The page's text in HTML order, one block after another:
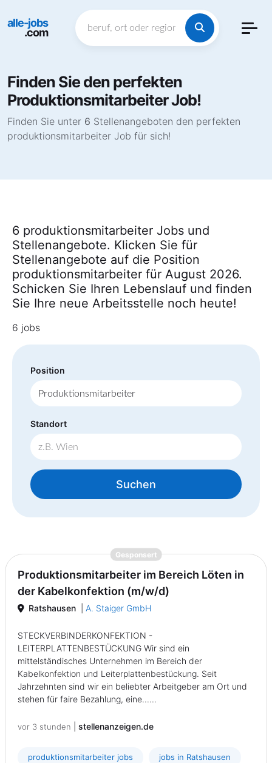
alle-jobs
.com
Finden Sie den perfekten
Produktionsmitarbeiter Job!
Finden Sie unter 6 Stellenangeboten den perfekten
produktionsmitarbeiter Job für sich!
6 produktionsmitarbeiter Jobs und
Stellenangebote. Klicken Sie für
Stellenangebote auf die Position
produktionsmitarbeiter für August 2026.
Schicken Sie Ihren Lebenslauf und finden
Sie Ihre neue Arbeitsstelle noch heute!
6 jobs
Position
Standort
Suchen
Gesponsert{prompt.job}
Produktionsmitarbeiter im Bereich Löten in
der Kabelkonfektion (m/w/d)
Ratshausen A. Staiger GmbH
STECKVERBINDERKONFEKTION -
LEITERPLATTENBESTÜCKUNG Wir sind ein
mittelständisches Unternehmen im Bereich der
Kabelkonfektion und Leiterplattenbestückung. Seit
Jahrzehnten sind wir ein beliebter Arbeitgeber am Ort und
stehen für faire Bezahlung, eine......
vor 3 stunden stellenanzeigen.de
produktionsmitarbeiter jobs jobs in Ratshausen